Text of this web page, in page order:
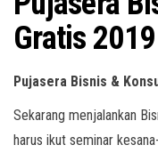
Gratis 2019
Pujasera Bisnis &
Sekarang menjalankan
harus ikut seminar